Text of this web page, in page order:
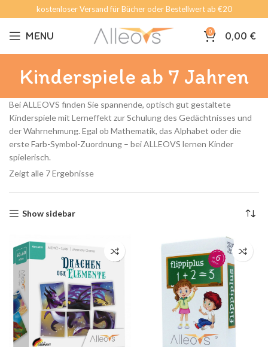
kostenloser Versand für Bücher oder Bestellwert ab €20
MENU 0 0,00 €
Kinderspiele ab 7 Jahren
Bei ALLEOVS finden Sie spannende, optisch gut gestaltete
Kinderspiele mit Lerneffekt zur Schulung des Gedächtnisses und
der Wahrnehmung. Egal ob Mathematik, das Alphabet oder die
erste Farb-Symbol-Zuordnung – bei ALLEOVS lernen Kinder
spielerisch.
Zeigt alle 7 Ergebnisse
Show sidebar